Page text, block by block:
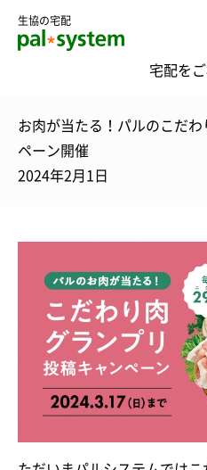
生協の宅配
宅配を
お肉が当たる！パルのこだ
ペーン開催
2024年2月1日